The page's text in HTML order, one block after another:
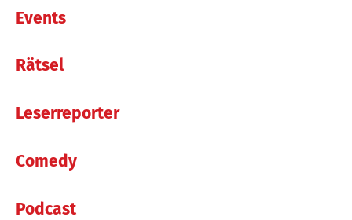
Events
Rätsel
Leserreporter
Comedy
Podcast